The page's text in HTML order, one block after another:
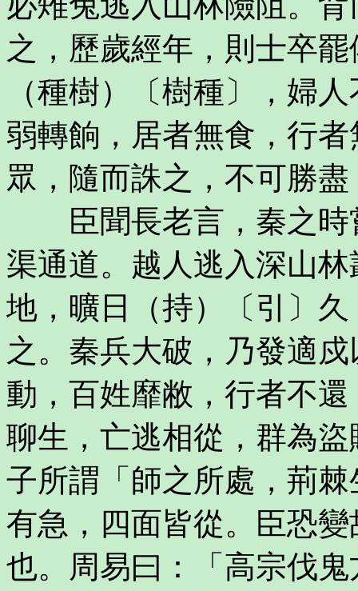
之，歷歲經年，則士卒
（種樹）〔樹種〕，婦
弱轉餉，居者無食，行
眾，隨而誅之，不可勝
臣聞長老言，秦之時
渠通道。越人逃入深山
地，曠日（持）〔引〕
之。秦兵大破，乃發適
動，百姓靡敝，行者不
聊生，亡逃相從，群為
子所謂「師之所處，荊
有急，四面皆從。臣恐
也。周易曰：「高宗伐